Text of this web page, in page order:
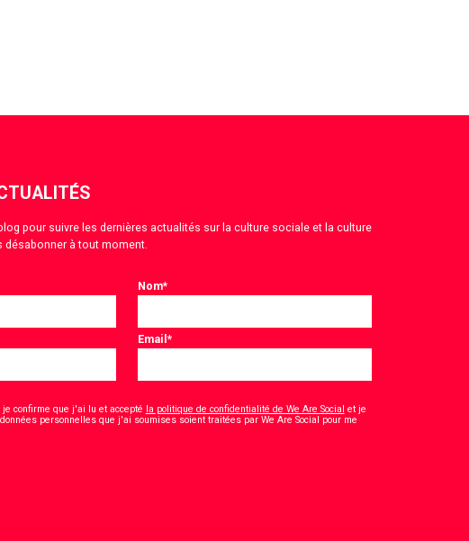
pour suivre les dernières actualités sur la culture sociale et la culture
désabonner à tout moment.
Nom*
Email*
je confirme que j'ai lu et accepté la politique de confidentialité de We Are Social et je
personnelles que j'ai soumises soient traitées par We Are Social pour me